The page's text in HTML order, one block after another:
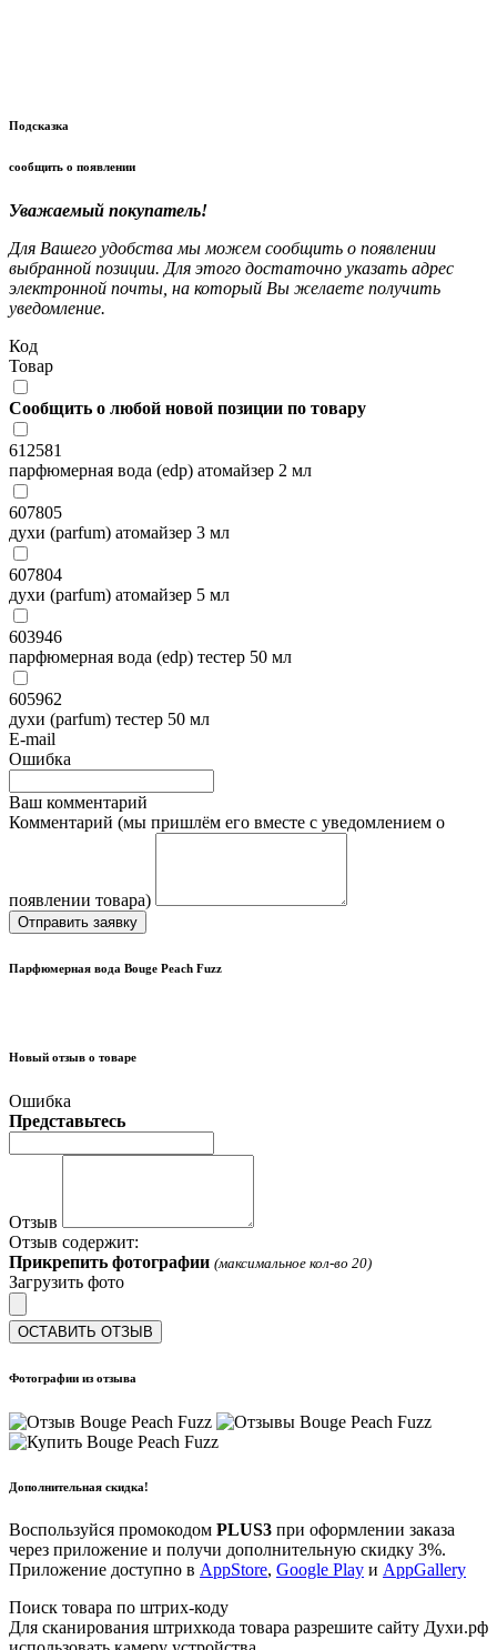
Подсказка
сообщить о появлении
Уважаемый покупатель!
Для Вашего удобства мы можем сообщить о появлении
выбранной позиции. Для этого достаточно указать адрес
электронной почты, на который Вы желаете получить
уведомление.
Код
Товар
Сообщить о любой новой позиции по товару
612581
парфюмерная вода (edp) атомайзер 2 мл
607805
духи (parfum) атомайзер 3 мл
607804
духи (parfum) атомайзер 5 мл
603946
парфюмерная вода (edp) тестер 50 мл
605962
духи (parfum) тестер 50 мл
E-mail
Ошибка
Ваш комментарий
Комментарий (мы пришлём его вместе с уведомлением о
появлении товара)
Отправить заявку
Парфюмерная вода Bouge Peach Fuzz
Новый отзыв о товаре
Ошибка
Представьтесь
Отзыв
Отзыв содержит:
Прикрепить фотографии (максимальное кол-во 20)
Загрузить фото
ОСТАВИТЬ ОТЗЫВ
Фотографии из отзыва
Дополнительная скидка!
Воспользуйся промокодом PLUS3 при оформлении заказа
через приложение и получи дополнительную скидку 3%.
Приложение доступно в AppStore, Google Play и AppGallery
Поиск товара по штрих-коду
Для сканирования штрихкода товара разрешите сайту Духи.рф